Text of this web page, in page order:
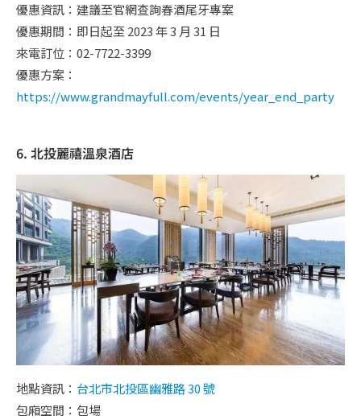
優惠資訊：建議至官網查詢春酒尾牙專案
優惠期間：即日起至 2023 年 3 月 31 日
來電訂位：02-7722-3399
優惠方案：
https://www.grandmayfull.com/events/year_end_party
6. 北投麗禧溫泉酒店
地點資訊： 台北市北投區幽雅路 30 號
包廂空間：包場